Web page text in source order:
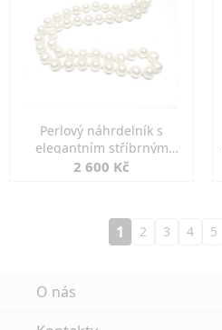
Perlový náhrdelník s
elegantním stříbrným
zapínáním
2 600 Kč
1 2 3 4 5
O nás